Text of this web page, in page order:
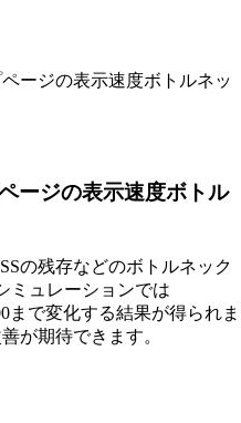
ージの表示速度ボトルネッ
ージの表示速度ボトル
の残存などのボトルネック
ミュレーションでは
まで変化する結果が得られま
が期待できます。